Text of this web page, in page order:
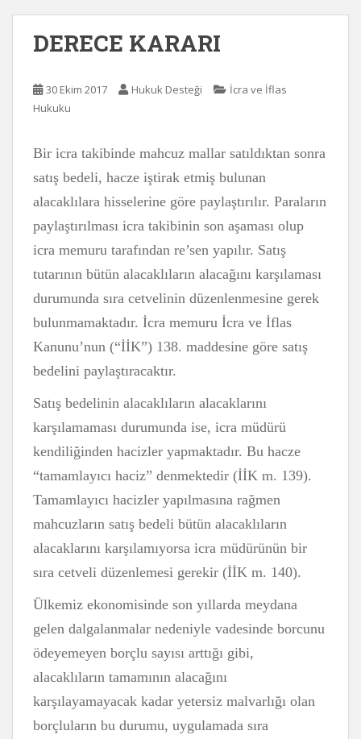
DERECE KARARI
30 Ekim 2017 Hukuk Desteği
İcra ve İflas
Hukuku
Bir icra takibinde mahcuz mallar satıldıktan sonra
satış bedeli, hacze iştirak etmiş bulunan
alacaklılara hisselerine göre paylaştırılır. Paraların
paylaştırılması icra takibinin son aşaması olup
icra memuru tarafından re’sen yapılır. Satış
tutarının bütün alacaklıların alacağını karşılaması
durumunda sıra cetvelinin düzenlenmesine gerek
bulunmamaktadır. İcra memuru İcra ve İflas
Kanunu’nun (“İİK”) 138. maddesine göre satış
bedelini paylaştıracaktır.
Satış bedelinin alacaklıların alacaklarını
karşılamaması durumunda ise, icra müdürü
kendiliğinden hacizler yapmaktadır. Bu hacze
“tamamlayıcı haciz” denmektedir (İİK m. 139).
Tamamlayıcı hacizler yapılmasına rağmen
mahcuzların satış bedeli bütün alacaklıların
alacaklarını karşılamıyorsa icra müdürünün bir
sıra cetveli düzenlemesi gerekir (İİK m. 140).
Ülkemiz ekonomisinde son yıllarda meydana
gelen dalgalanmalar nedeniyle vadesinde borcunu
ödeyemeyen borçlu sayısı arttığı gibi,
alacaklıların tamamının alacağını
karşılayamayacak kadar yetersiz malvarlığı olan
borçluların bu durumu, uygulamada sıra